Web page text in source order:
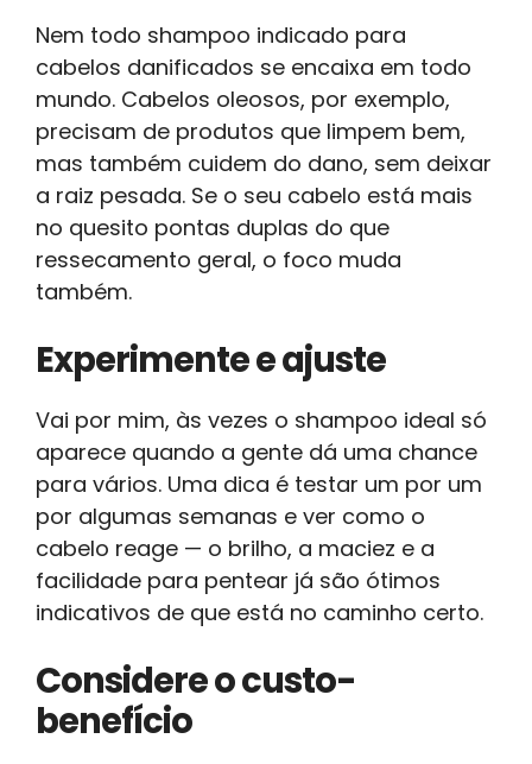
Nem todo shampoo indicado para
cabelos danificados se encaixa em todo
mundo. Cabelos oleosos, por exemplo,
precisam de produtos que limpem bem,
mas também cuidem do dano, sem deixar
a raiz pesada. Se o seu cabelo está mais
no quesito pontas duplas do que
ressecamento geral, o foco muda
também.
Experimente e ajuste
Vai por mim, às vezes o shampoo ideal só
aparece quando a gente dá uma chance
para vários. Uma dica é testar um por um
por algumas semanas e ver como o
cabelo reage — o brilho, a maciez e a
facilidade para pentear já são ótimos
indicativos de que está no caminho certo.
Considere o custo-
benefício